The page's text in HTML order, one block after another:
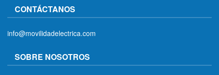
CONTÁCTANOS
info@movilidadelectrica.com
SOBRE NOSOTROS